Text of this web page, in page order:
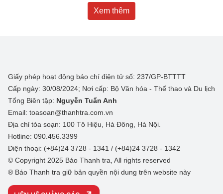
Xem thêm
Giấy phép hoạt động báo chí điện tử số: 237/GP-BTTTT
Cấp ngày: 30/08/2024; Nơi cấp: Bộ Văn hóa - Thể thao và Du lịch
Tổng Biên tập: Nguyễn Tuấn Anh
Email: toasoan@thanhtra.com.vn
Địa chỉ tòa soạn: 100 Tô Hiệu, Hà Đông, Hà Nội.
Hotline: 090.456.3399
Điện thoại: (+84)24 3728 - 1341 / (+84)24 3728 - 1342
© Copyright 2025 Báo Thanh tra, All rights reserved
® Báo Thanh tra giữ bản quyền nội dung trên website này